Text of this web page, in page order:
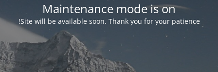
Maintenance mode is on
Site will be available soon. Thank you for your patience!